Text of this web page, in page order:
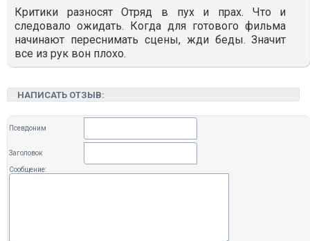
Критики разносят Отряд в пух и прах. Что и
следовало ожидать. Когда для готового фильма
начинают переснимать сцены, жди беды. Значит
все из рук вон плохо.
НАПИСАТЬ ОТЗЫВ:
Псевдоним
Заголовок
Сообщение: